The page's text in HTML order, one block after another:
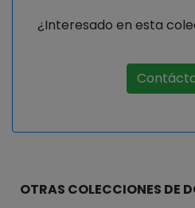
¿Interesado en esta
OTRAS COLECCIONES DE